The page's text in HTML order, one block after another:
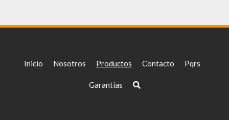
Inicio Nosotros Productos Contacto Pqrs
Garantías